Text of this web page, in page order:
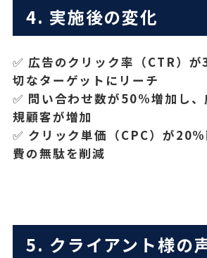
4. 実施後の変化
✅ 広告のクリック率（CTR）
切なターゲットにリーチ
✅ 問い合わせ数が50%増加し
規顧客が増加
✅ クリック単価（CPC）が
費の無駄を削減
5. クライアント様の